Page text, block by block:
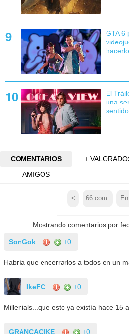
GTA 6
El
una
COMENTARIOS
+
AMIGOS
< 66 com.
Mostrando comentarios por
SonGok +0
Habría que encerrarlos a todos en un
IkeFC +0
Millenials...que esto ya existía hace 15
GRANCACIKE +0